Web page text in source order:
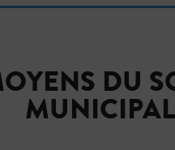
DU
MUNICIPAL